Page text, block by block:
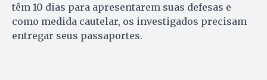
têm 10 dias para apresentarem suas defesas e
como medida cautelar, os investigados precisam
entregar seus passaportes.